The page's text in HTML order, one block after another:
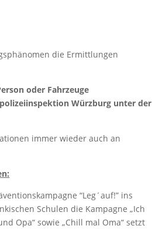
die Ermittlungen
oder Fahrzeuge
Würzburg unter der
immer wieder auch an
“Leg´auf!” ins
Schulen die Kampagne „Ich
Opa“ sowie „Chill mal Oma“ setzt